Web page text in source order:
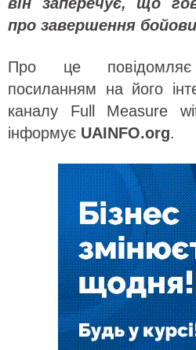
про завершення
Про це
посиланням на його
каналу Full Measure
інформує UAINFO.org.